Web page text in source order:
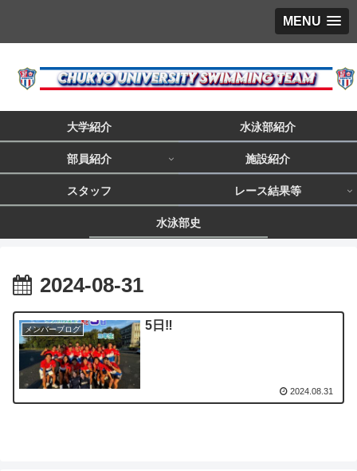
MENU
大学紹介 水泳部紹介
部員紹介 施設紹介
スタッフ レース結果等
水泳部史
2024-08-31
メンバーブログ 5日‼️
2024.08.31